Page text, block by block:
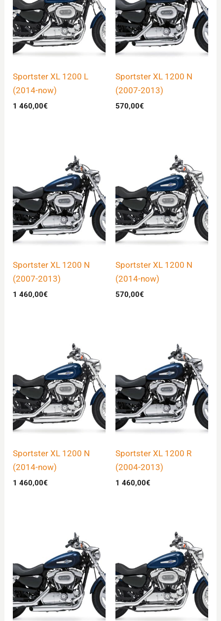
Sportster XL 1200 L
(2014-now)
1 460,00€
Sportster XL 1200 N
(2007-2013)
570,00€
Sportster XL 1200 N
(2007-2013)
1 460,00€
Sportster XL 1200 N
(2014-now)
570,00€
Sportster XL 1200 N
(2014-now)
1 460,00€
Sportster XL 1200 R
(2004-2013)
1 460,00€